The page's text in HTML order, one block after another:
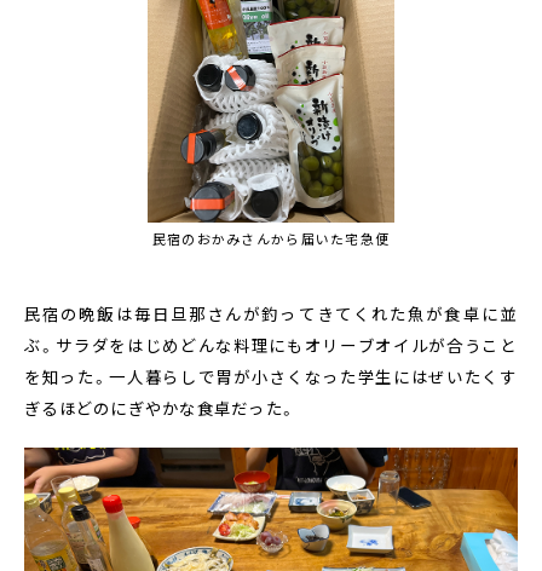
民宿のおかみさんから届いた宅急便
民宿の晩飯は毎日旦那さんが釣ってきてくれた魚が食卓に並
ぶ。サラダをはじめどんな料理にもオリーブオイルが合うこと
を知った。一人暮らしで胃が小さくなった学生にはぜいたくす
ぎるほどのにぎやかな食卓だった。